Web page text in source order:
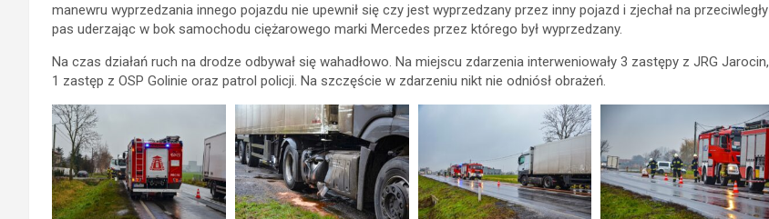
manewru wyprzedzania innego pojazdu nie upewnił się czy jest wyprzedzany przez inny pojazd i zjechał na przeciwległy
pas uderzając w bok samochodu ciężarowego marki Mercedes przez którego był wyprzedzany.
Na czas działań ruch na drodze odbywał się wahadłowo. Na miejscu zdarzenia interweniowały 3 zastępy z JRG Jarocin,
1 zastęp z OSP Golinie oraz patrol policji. Na szczęście w zdarzeniu nikt nie odniósł obrażeń.